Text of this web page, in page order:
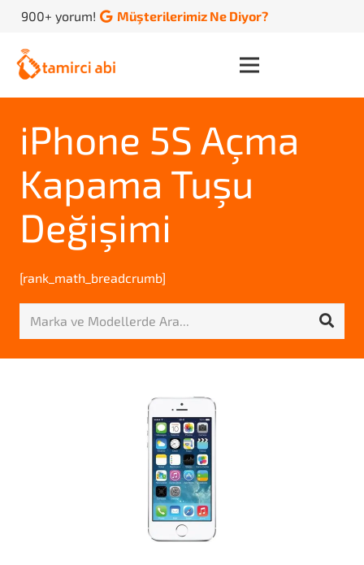
900+ yorum! Müşterilerimiz Ne Diyor?
iPhone 5S Açma
Kapama Tuşu
Değişimi
[rank_math_breadcrumb]